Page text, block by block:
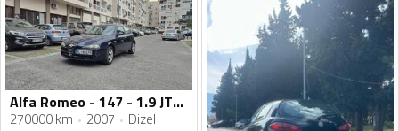
Alfa Romeo - 147 - 1.9 JTDM
270000 km 2007 Dizel